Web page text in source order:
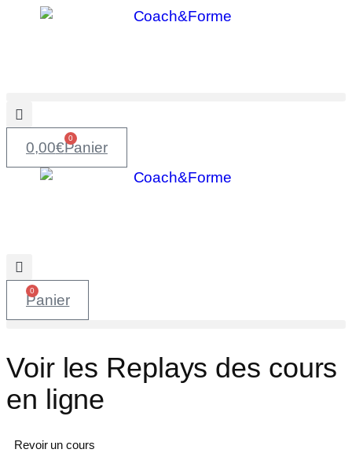
0,00€
0
Panier
0
Panier
Voir les Replays des cours
en ligne
Revoir un cours